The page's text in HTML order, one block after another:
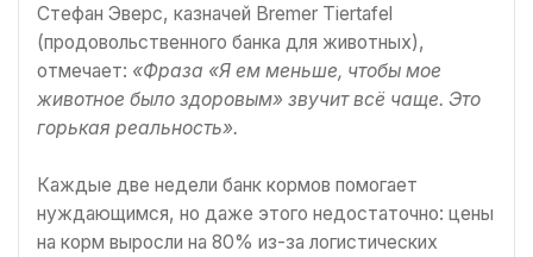
Стефан Эверс, казначей Bremer Tiertafel
(продовольственного банка для животных),
отмечает: «Фраза «Я ем меньше, чтобы мое
животное было здоровым» звучит всё чаще. Это
горькая реальность».
Каждые две недели банк кормов помогает
нуждающимся, но даже этого недостаточно: цены
на корм выросли на 80% из-за логистических